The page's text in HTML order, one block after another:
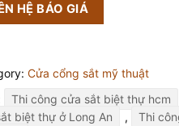
HỆ BÁO GIÁ
Cửa cổng sắt mỹ thuật
Thi công cửa sắt biệt thự hcm
biệt thự ở Long An
, Thi